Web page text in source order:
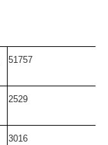
51757
2529
3016